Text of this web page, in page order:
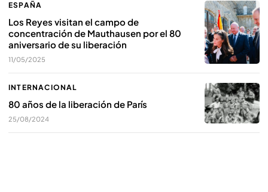
ESPAÑA
Los Reyes visitan el campo de
concentración de Mauthausen por el 80
aniversario de su liberación
11/05/2025
INTERNACIONAL
80 años de la liberación de París
25/08/2024